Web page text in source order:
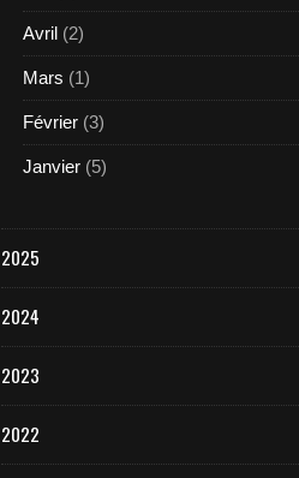
Avril (2)
Mars (1)
Février (3)
Janvier (5)
2025
2024
2023
2022